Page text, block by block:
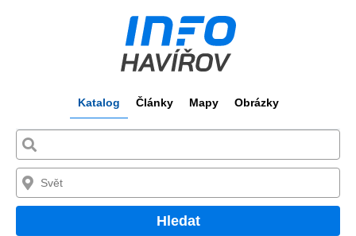
Katalog Články Mapy Obrázky
Hledat